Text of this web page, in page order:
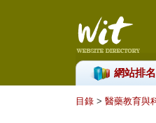
網站排名
目錄 > 醫藥教育與